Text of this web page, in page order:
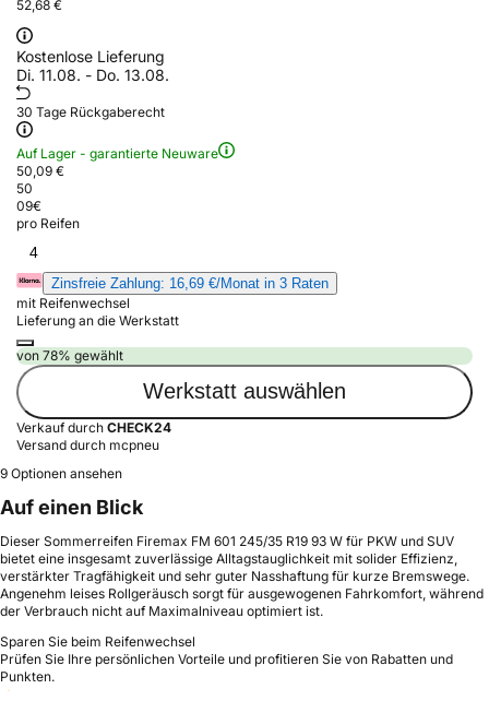
52,68 €
Kostenlose Lieferung
Di. 11.08. - Do. 13.08.
30 Tage Rückgaberecht
Auf Lager - garantierte Neuware
50,09 €
50
09€
pro Reifen
4
Zinsfreie Zahlung: 16,69 €/Monat in 3 Raten
mit Reifenwechsel
Lieferung an die Werkstatt
von 78% gewählt
Werkstatt auswählen
Verkauf durch CHECK24
Versand durch mcpneu
9 Optionen ansehen
Auf einen Blick
Dieser Sommerreifen Firemax FM 601 245/35 R19 93 W für PKW und SUV
bietet eine insgesamt zuverlässige Alltagstauglichkeit mit solider Effizienz,
verstärkter Tragfähigkeit und sehr guter Nasshaftung für kurze Bremswege.
Angenehm leises Rollgeräusch sorgt für ausgewogenen Fahrkomfort, während
der Verbrauch nicht auf Maximalniveau optimiert ist.
Sparen Sie beim Reifenwechsel
Prüfen Sie Ihre persönlichen Vorteile und profitieren Sie von Rabatten und
Punkten.